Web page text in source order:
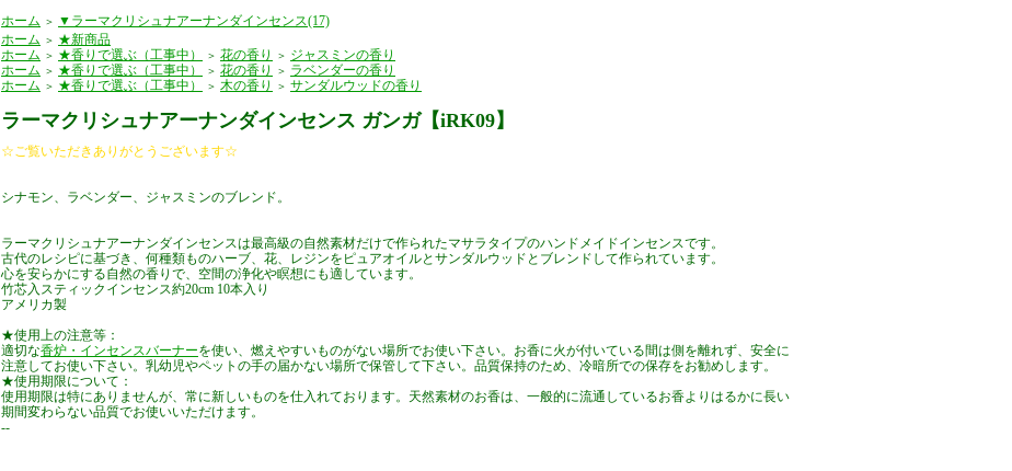
ホーム ＞
▼ラーマクリシュナアーナンダインセンス(17)
ホーム ＞ ★新商品
ホーム ＞ ★香りで選ぶ（工事中） ＞ 花の香り ＞ ジャスミンの香り
ホーム ＞ ★香りで選ぶ（工事中） ＞ 花の香り ＞ ラベンダーの香り
ホーム ＞ ★香りで選ぶ（工事中） ＞ 木の香り ＞ サンダルウッドの香り
ラーマクリシュナアーナンダインセンス ガンガ【iRK09】
☆ご覧いただきありがとうございます☆
シナモン、ラベンダー、ジャスミンのブレンド。
ラーマクリシュナアーナンダインセンスは最高級の自然素材だけで作られたマサラタイプのハンドメイドインセンスです。
古代のレシピに基づき、何種類ものハーブ、花、レジンをピュアオイルとサンダルウッドとブレンドして作られています。
心を安らかにする自然の香りで、空間の浄化や瞑想にも適しています。
竹芯入スティックインセンス約20cm 10本入り
アメリカ製
★使用上の注意等：
適切な香炉・インセンスバーナーを使い、燃えやすいものがない場所でお使い下さい。お香に火が付いている間は側を離れず、安全に
注意してお使い下さい。乳幼児やペットの手の届かない場所で保管して下さい。品質保持のため、冷暗所での保存をお勧めします。
★使用期限について：
使用期限は特にありませんが、常に新しいものを仕入れております。天然素材のお香は、一般的に流通しているお香よりはるかに長い
期間変わらない品質でお使いいただけます。
--